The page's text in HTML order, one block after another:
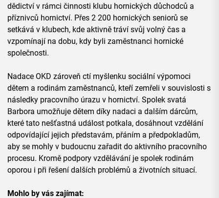
dědictví v rámci činnosti klubu hornických důchodců a
příznivců hornictví. Přes 2 200 hornických seniorů se
setkává v klubech, kde aktivně tráví svůj volný čas a
vzpomínají na dobu, kdy byli zaměstnanci hornické
společnosti.
Nadace OKD zároveň ctí myšlenku sociální výpomoci
dětem a rodinám zaměstnanců, kteří zemřeli v souvislosti s
následky pracovního úrazu v hornictví. Spolek svatá
Barbora umožňuje dětem díky nadaci a dalším dárcům,
které tato nešťastná událost potkala, dosáhnout vzdělání
odpovídající jejich představám, přáním a předpokladům,
aby se mohly v budoucnu zařadit do aktivního pracovního
procesu. Kromě podpory vzdělávání je spolek rodinám
oporou i při řešení dalších problémů a životních situací.
Mohlo by vás zajímat: